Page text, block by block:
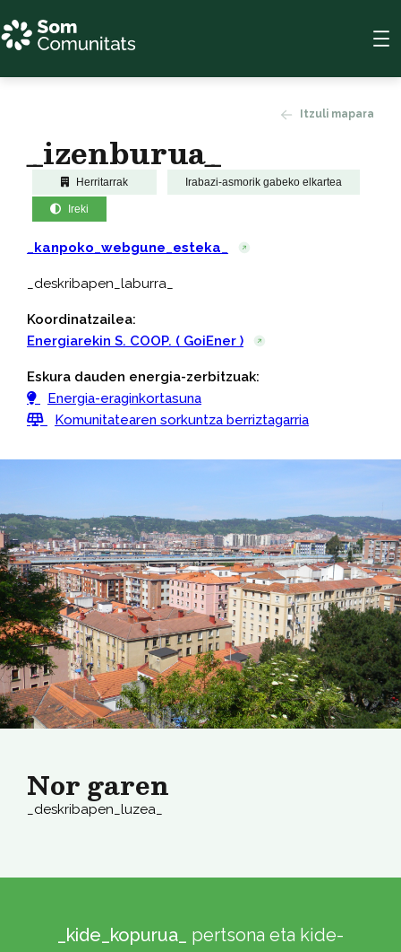
Itzuli mapara
_izenburua_
Herritarrak Irabazi-asmorik gabeko elkartea
Ireki
_kanpoko_webgune_esteka_
_deskribapen_laburra_
Koordinatzailea:
Energiarekin S. COOP. ( GoiEner )
Eskura dauden energia-zerbitzuak:
Energia-eraginkortasuna
Komunitatearen sorkuntza berriztagarria
Nor garen
_deskribapen_luzea_
_kide_kopurua_
pertsona eta kide-